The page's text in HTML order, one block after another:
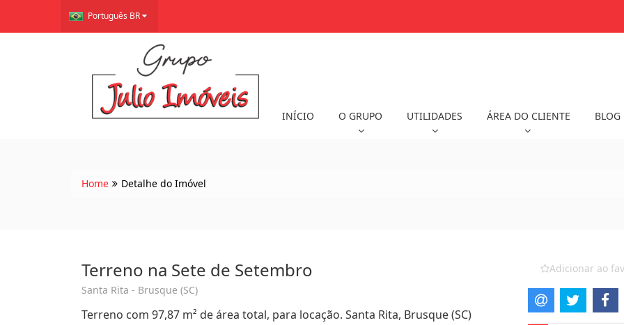
Português BR
INÍCIO O GRUPO UTILIDADES ÁREA DO CLIENTE BLOG
Home Detalhe do Imóvel
Terreno na Sete de Setembro
Santa Rita - Brusque (SC)
Terreno com 97,87 m² de área total, para locação. Santa Rita, Brusque (SC)
Adicionar ao